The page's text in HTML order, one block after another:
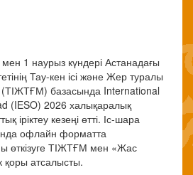
1 наурыз күндері Астанадағы
Тау-кен ісі және Жер туралы
(ТІЖТҒМ) базасында International
(IESO) 2026 халықаралық
іріктеу кезеңі өтті. Іс-шара
офлайн форматта
өткізуге ТІЖТҒМ мен «Жас
қоры атсалысты.